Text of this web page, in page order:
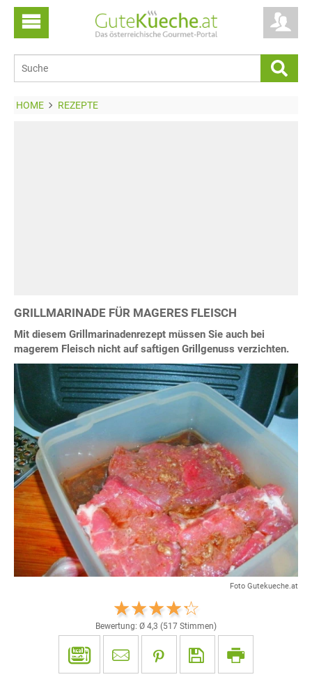
HOME REZEPTE
GRILLMARINADE FÜR MAGERES FLEISCH
Mit diesem Grillmarinadenrezept müssen Sie auch bei
magerem Fleisch nicht auf saftigen Grillgenuss verzichten.
Foto Gutekueche.at
Bewertung: Ø 4,3 (517 Stimmen)